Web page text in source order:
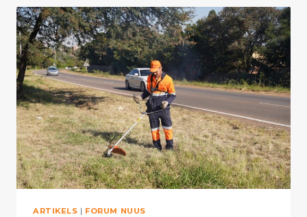
OM
LIGTE
BY
PRETORIA-
SKOLE
AAN
TE
HOU
ARTIKELS | FORUM NUUS